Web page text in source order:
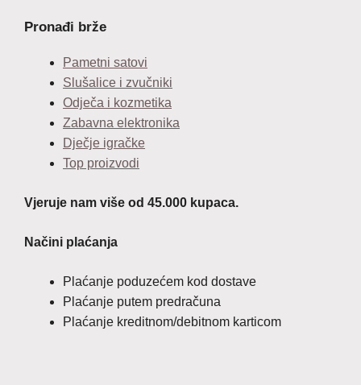
Pronađi brže
Pametni satovi
Slušalice i zvučniki
Odječa i kozmetika
Zabavna elektronika
Dječje igračke
Top proizvodi
Vjeruje nam više od 45.000 kupaca.
Načini plaćanja
Plaćanje poduzećem kod dostave
Plaćanje putem predračuna
Plaćanje kreditnom/debitnom karticom